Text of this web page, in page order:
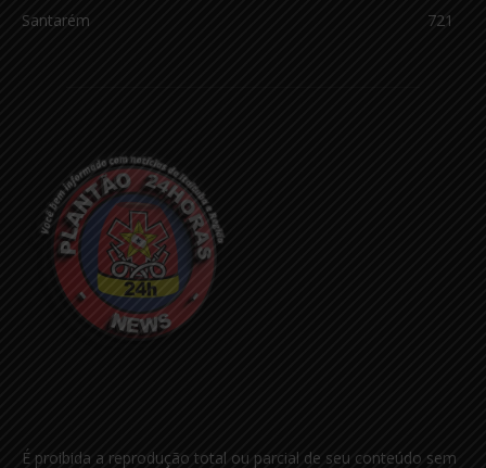
Santarém
721
É proibida a reprodução total ou parcial de seu conteúdo sem